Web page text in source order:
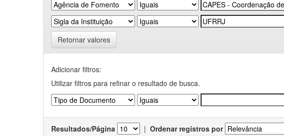
Retornar valores
Adicionar filtros:
Utilizar filtros para refinar o resultado de busca.
Resultados/Página | Ordenar registros por